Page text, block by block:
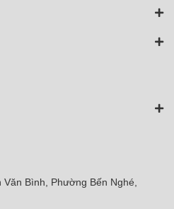
Bình, Phường Bến Nghé,